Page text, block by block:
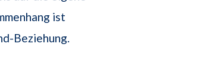
ist
Beziehung.